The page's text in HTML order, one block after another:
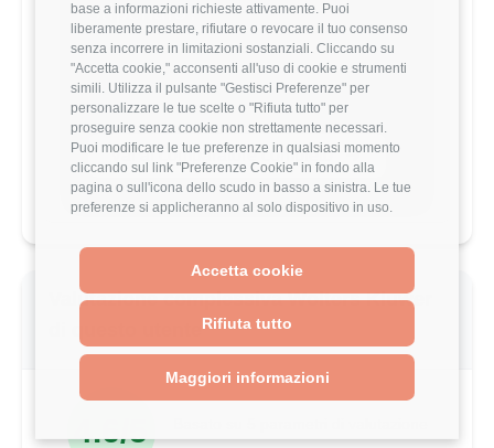
base a informazioni richieste attivamente. Puoi
liberamente prestare, rifiutare o revocare il tuo consenso
senza incorrere in limitazioni sostanziali. Cliccando su
"Accetta cookie," acconsenti all'uso di cookie e strumenti
simili. Utilizza il pulsante "Gestisci Preferenze" per
personalizzare le tue scelte o "Rifiuta tutto" per
proseguire senza cookie non strettamente necessari.
Puoi modificare le tue preferenze in qualsiasi momento
cliccando sul link "Preferenze Cookie" in fondo alla
pagina o sull'icona dello scudo in basso a sinistra. Le tue
preferenze si applicheranno al solo dispositivo in uso.
Accetta cookie
Rifiuta tutto
Maggiori informazioni
stipendio?
Scopri come il tuo stipendio si posiziona
rispetto al mercato con analisi
dettagliate per ruolo, esperienza e
località.
Vai al comparatore completo
Valutazione complessiva Wolters Kluwer
4.6/5